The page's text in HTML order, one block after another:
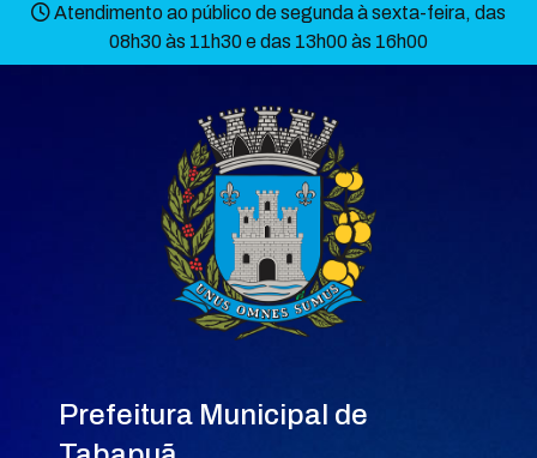
Atendimento ao público de segunda à sexta-feira, das
08h30 às 11h30 e das 13h00 às 16h00
Prefeitura Municipal de